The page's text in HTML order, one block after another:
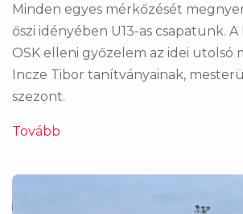
Minden egyes mérkőzését
őszi idényében U13-as csapatunk. A
OSK elleni győzelem az idei utolsó
Incze Tibor tanítványainak,
szezont.
Tovább